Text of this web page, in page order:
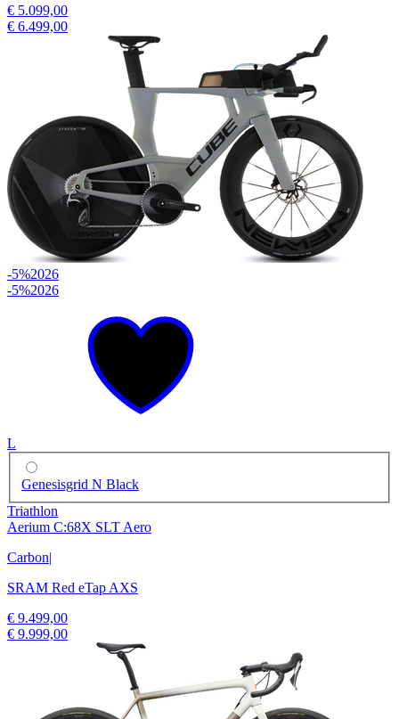
€ 5.099,00
€ 6.499,00
-5%2026
-5%2026
L
Genesisgrid N Black
Triathlon
Aerium C:68X SLT Aero
Carbon|
SRAM Red eTap AXS
€ 9.499,00
€ 9.999,00